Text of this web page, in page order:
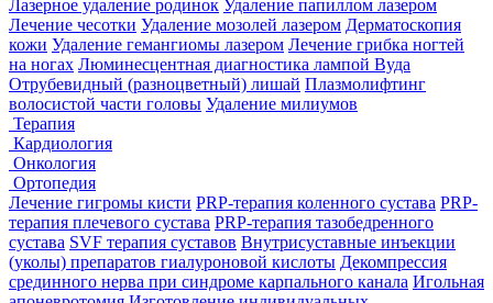
Лазерное удаление родинок Удаление папиллом лазером
Лечение чесотки Удаление мозолей лазером Дерматоскопия
кожи Удаление гемангиомы лазером Лечение грибка ногтей
на ногах Люминесцентная диагностика лампой Вуда
Отрубевидный (разноцветный) лишай Плазмолифтинг
волосистой части головы Удаление милиумов
Терапия
Кардиология
Онкология
Ортопедия
Лечение гигромы кисти PRP-терапия коленного сустава PRP-
терапия плечевого сустава PRP-терапия тазобедренного
сустава SVF терапия суставов Внутрисуставные инъекции
(уколы) препаратов гиалуроновой кислоты Декомпрессия
срединного нерва при синдроме карпального канала Игольная